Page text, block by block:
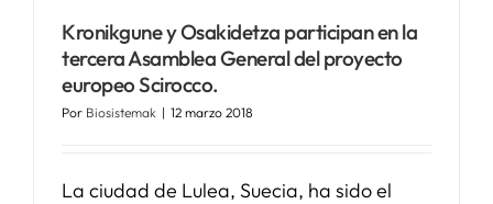
Kronikgune y Osakidetza participan en la
tercera Asamblea General del proyecto
europeo Scirocco.
Por Biosistemak | 12 marzo 2018
La ciudad de Lulea, Suecia, ha sido el